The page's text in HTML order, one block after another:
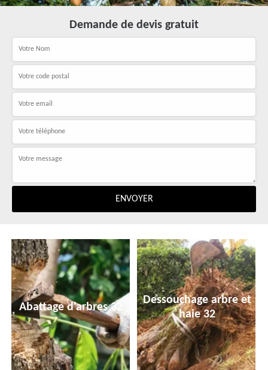
Demande de devis gratuit
Abattage d'arbres 32
Dessouchage arbre et
haie 32